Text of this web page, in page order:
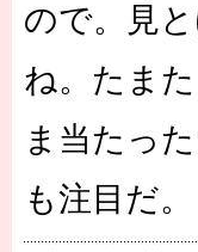
ので。見
ね。たま
ま当たっ
も注目だ。